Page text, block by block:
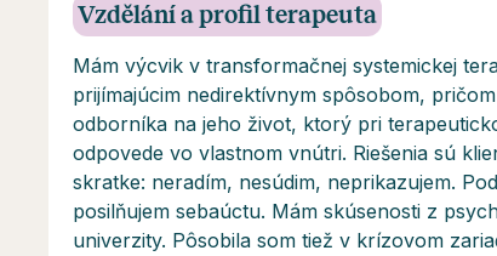
Vzdělání a profil terapeuta
Mám výcvik v transformačnej systemickej
prijímajúcim nedirektívnym spôsobom,
odborníka na jeho život, ktorý pri
odpovede vo vlastnom vnútri. Riešenia sú
skratke: neradím, nesúdim, neprikazujem.
posilňujem sebaúctu. Mám skúsenosti z
univerzity. Pôsobila som tiež v krízovom